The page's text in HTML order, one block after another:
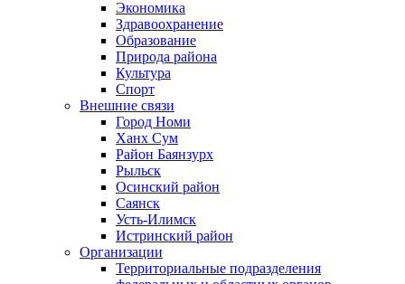
Экономика
Здравоохранение
Образование
Природа района
Культура
Спорт
Внешние связи
Город Номи
Ханх Сум
Район Баянзурх
Рыльск
Осинский район
Саянск
Усть-Илимск
Истринский район
Организации
Территориальные подразделения